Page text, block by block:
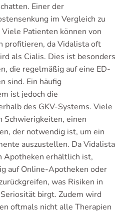
Einer der
im Vergleich zu
Patienten können von
profitieren, da Vidalista oft
als Cialis. Dies ist besonders
die regelmäßig auf eine ED-
sind. Ein häufig
ist jedoch die
des GKV-Systems. Viele
Schwierigkeiten, einen
der notwendig ist, um ein
auszustellen. Da Vidalista
Apotheken erhältlich ist,
auf Online-Apotheken oder
was Risiken in
birgt. Zudem wird
oftmals nicht alle Therapien